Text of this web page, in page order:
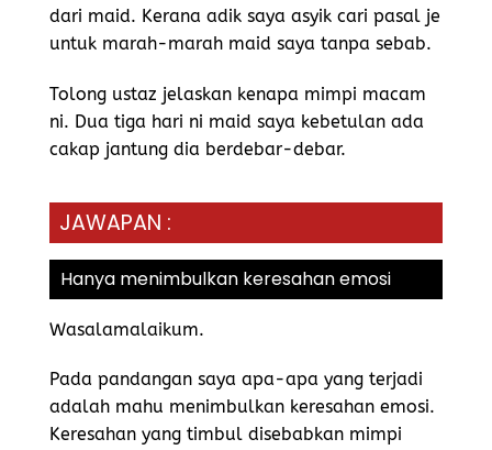
dari maid. Kerana adik saya asyik cari pasal je
untuk marah-marah maid saya tanpa sebab.
Tolong ustaz jelaskan kenapa mimpi macam
ni. Dua tiga hari ni maid saya kebetulan ada
cakap jantung dia berdebar-debar.
JAWAPAN :
Hanya menimbulkan keresahan emosi
Wasalamalaikum.
Pada pandangan saya apa-apa yang terjadi
adalah mahu menimbulkan keresahan emosi.
Keresahan yang timbul disebabkan mimpi